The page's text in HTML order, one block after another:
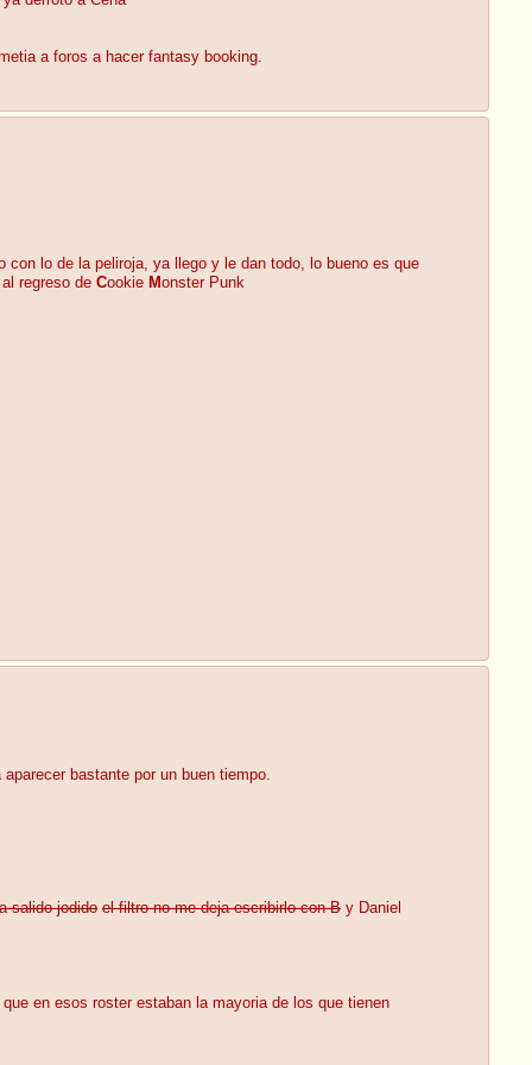
a foros a hacer fantasy booking.
lo de la peliroja, ya llego y le dan todo, lo bueno es que
regreso de Cookie Monster Punk
bastante por un buen tiempo.
salido jodido el filtro no me deja escribirlo con B y Daniel
en esos roster estaban la mayoria de los que tienen